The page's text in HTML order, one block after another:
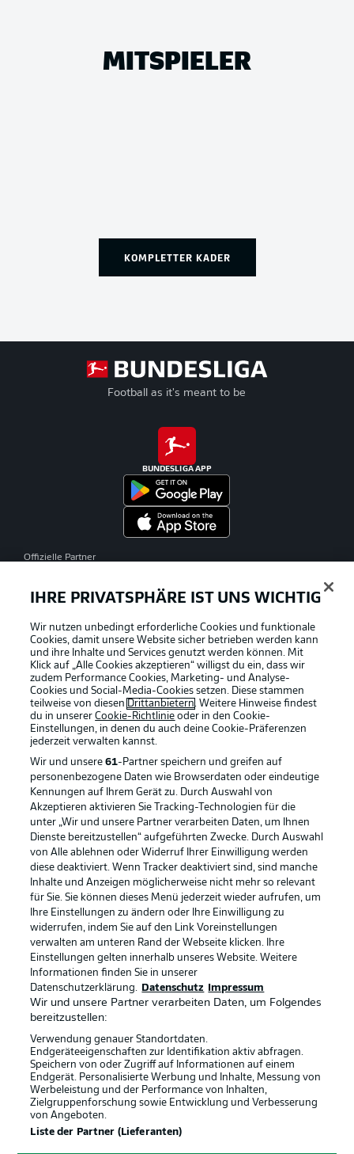
MITSPIELER
KOMPLETTER KADER
Football as it's meant to be
BUNDESLIGA APP
Offizielle Partner
Rechtliche Hinweise Voreinstellungen verwalten
Datenschutz Nutzungsbedingungen
Broadcaster Kontakt
Jobs Impressum
Partner Spieler
Liveticker
© 2026 Bundesliga-Gruppe GmbH
IHRE PRIVATSPHÄRE IST UNS WICHTIG
Wir nutzen unbedingt erforderliche Cookies und funktionale
Cookies, damit unsere Website sicher betrieben werden kann
und ihre Inhalte und Services genutzt werden können. Mit
Klick auf „Alle Cookies akzeptieren“ willigst du ein, dass wir
zudem Performance Cookies, Marketing- und Analyse-
Cookies und Social-Media-Cookies setzen. Diese stammen
teilweise von diesen Drittanbietern. Weitere Hinweise findest
du in unsererCookie-Richtlinie oder in den Cookie-
Einstellungen, in denen du auch deine Cookie-Präferenzen
jederzeit verwalten kannst.
Wir und unsere61-Partner speichern und greifen auf
personenbezogene Daten wie Browserdaten oder eindeutige
Kennungen auf Ihrem Gerät zu. Durch Auswahl von
Akzeptieren aktivieren Sie Tracking-Technologien für die
unter „Wir und unsere Partner verarbeiten Daten, um Ihnen
Dienste bereitzustellen“ aufgeführten Zwecke. Durch Auswahl
von Alle ablehnen oder Widerruf Ihrer Einwilligung werden
diese deaktiviert. Wenn Tracker deaktiviert sind, sind manche
Inhalte und Anzeigen möglicherweise nicht mehr so relevant
für Sie. Sie können dieses Menü jederzeit wieder aufrufen, um
Ihre Einstellungen zu ändern oder Ihre Einwilligung zu
widerrufen, indem Sie auf den Link Voreinstellungen
verwalten am unteren Rand der Webseite klicken. Ihre
Einstellungen gelten innerhalb unseres Website. Weitere
Informationen finden Sie in unserer
Datenschutzerklärung.
Datenschutz Impressum
Wir und unsere Partner verarbeiten Daten, um Folgendes
bereitzustellen:
Verwendung genauer Standortdaten.
Endgeräteeigenschaften zur Identifikation aktiv abfragen.
Speichern von oder Zugriff auf Informationen auf einem
Endgerät. Personalisierte Werbung und Inhalte, Messung von
Werbeleistung und der Performance von Inhalten,
Zielgruppenforschung sowie Entwicklung und Verbesserung
von Angeboten.
Liste der Partner (Lieferanten)